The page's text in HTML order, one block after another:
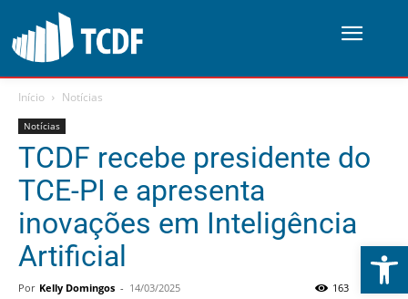
Abrir
Início Notícias
Notícias
TCDF recebe presidente do
TCE-PI e apresenta
inovações em Inteligência
Artificial
Por Kelly Domingos - 14/03/2025 0
163